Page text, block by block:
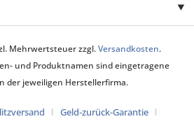
Mehrwertsteuer zzgl.Versandkosten.
und Produktnamen sind eingetragene
der jeweiligen Herstellerfirma.
Geld-zurück-Garantie